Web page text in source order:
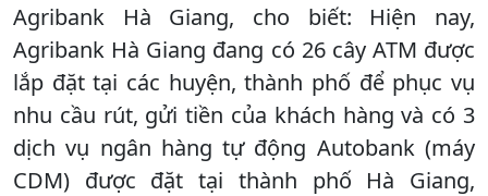
Agribank Hà Giang, cho biết: Hiện nay,
Agribank Hà Giang đang có 26 cây ATM được
lắp đặt tại các huyện, thành phố để phục vụ
nhu cầu rút, gửi tiền của khách hàng và có 3
dịch vụ ngân hàng tự động Autobank (máy
CDM) được đặt tại thành phố Hà Giang,